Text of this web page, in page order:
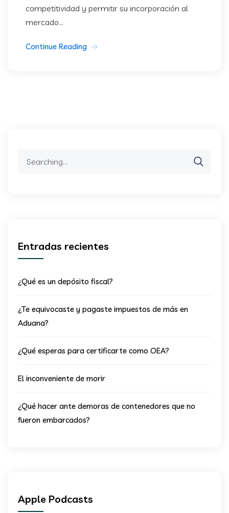
competitividad y permitir su incorporación al
mercado...
Continue Reading
Entradas recientes
¿Qué es un depósito fiscal?
¿Te equivocaste y pagaste impuestos de más en
Aduana?
¿Qué esperas para certificarte como OEA?
El inconveniente de morir
¿Qué hacer ante demoras de contenedores que no
fueron embarcados?
Apple Podcasts